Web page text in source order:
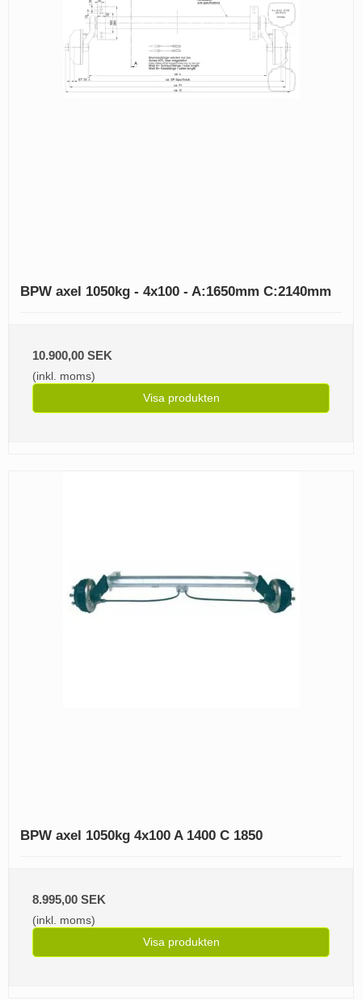
BPW axel 1050kg - 4x100 - A:1650mm C:2140mm
10.900,00 SEK
(inkl. moms)
Visa produkten
BPW axel 1050kg 4x100 A 1400 C 1850
8.995,00 SEK
(inkl. moms)
Visa produkten